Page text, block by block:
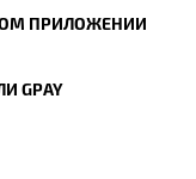
ПРИЛОЖЕНИИ
GPAY